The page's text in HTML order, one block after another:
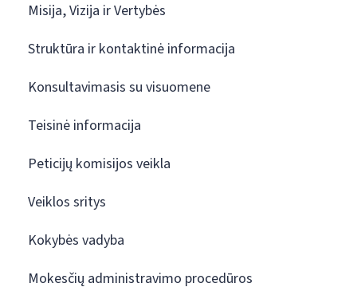
Misija, Vizija ir Vertybės
Struktūra ir kontaktinė informacija
Konsultavimasis su visuomene
Teisinė informacija
Peticijų komisijos veikla
Veiklos sritys
Kokybės vadyba
Mokesčių administravimo procedūros